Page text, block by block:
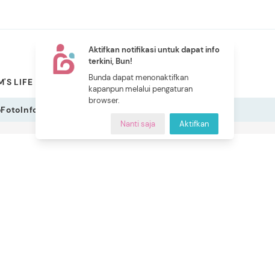
Aktifkan notifikasi untuk dapat info
terkini, Bun!
Bunda dapat menonaktifkan
kapanpun melalui pengaturan
browser.
Nanti saja Aktifkan
LIFE PILIHAN BUNDA
NEW
CERITA BUNDA
FotoInfografis